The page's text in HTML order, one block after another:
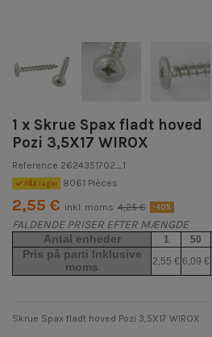
1 x Skrue Spax fladt hoved
Pozi 3,5X17 WIROX
Reference 2624351702_1
PÃ¥ lager 8061 Pièces
2,55 € inkl. moms 4,25 € -40%
FALDENDE PRISER EFTER MÆNGDE
Antal enheder 1 50
Pris på parti Inklusive
moms
2,55 € 6,09 €
Skrue Spax fladt hoved Pozi 3,5X17 WIROX